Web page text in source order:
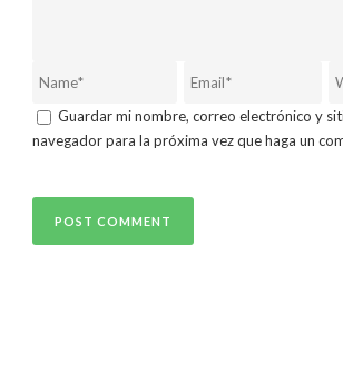
Guardar mi nombre, correo electrónico y
navegador para la próxima vez que haga un